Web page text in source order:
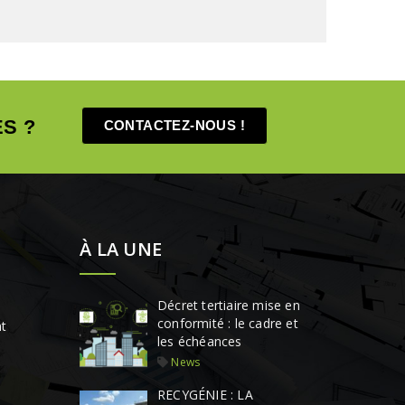
? CONTACTEZ-NOUS !
À LA UNE
Décret tertiaire mise en
conformité : le cadre et
les échéances
News
RECYGÉNIE : LA